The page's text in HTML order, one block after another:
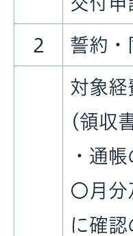
2 誓約・
対象経
(領収
・通
〇月
に確